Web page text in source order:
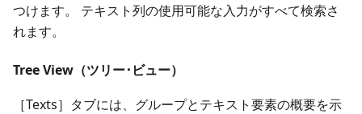
つけます。 テキスト列の使用可能な入力がすべて検索さ
れます。
Tree View（ツリー･ビュー）
［Texts］タブには、グループとテキスト要素の概要を示